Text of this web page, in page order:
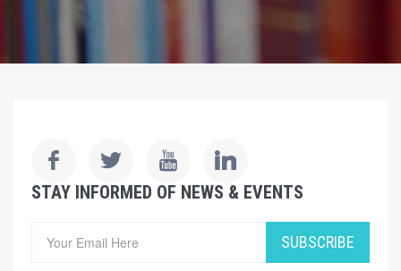
STAY INFORMED OF NEWS & EVENTS
SUBSCRIBE